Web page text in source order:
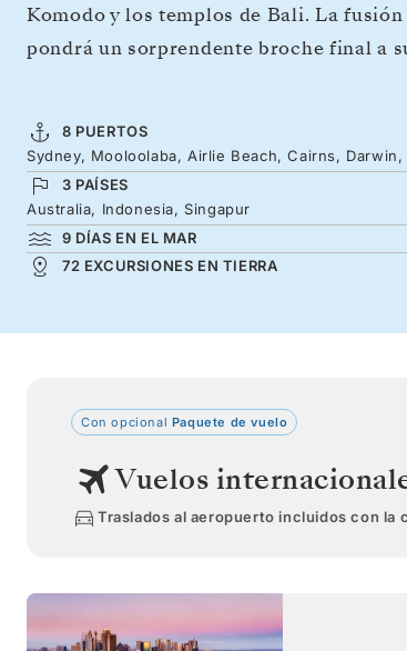
Komodo y los templos de Bali. La
pondrá un sorprendente broche final a
8 PUERTOS
Sydney, Mooloolaba, Airlie Beach, Cairns,
3 PAÍSES
Australia, Indonesia, Singapur
9 DÍAS EN EL MAR
72 EXCURSIONES EN TIERRA
Con opcional Paquete de vuelo
Vuelos
Traslados al aeropuerto incluidos con la